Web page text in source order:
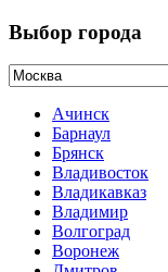
Выбор города
Ачинск
Барнаул
Брянск
Владивосток
Владикавказ
Владимир
Волгоград
Воронеж